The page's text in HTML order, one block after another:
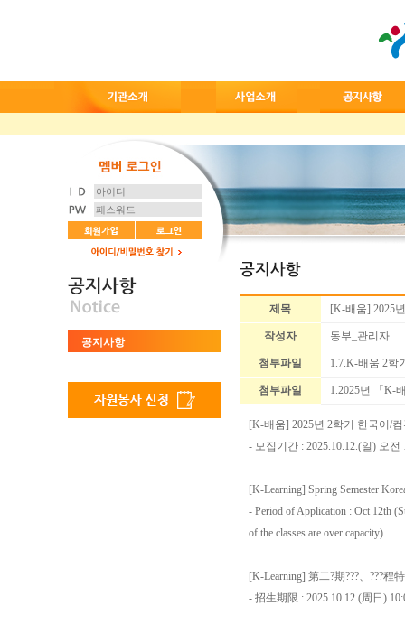
공지사항
제목 [K-배움] 2025
작성자 동부_관리자
첨부파일 1.7.K-배움 2학
첨부파일 1.2025년 「K-
[K-배움] 2025년 2학기 한국어/
- 모집기간 : 2025.10.12.(일) 오
[K-Learning] Spring Semester
- Period of Application : Oct 12th
of the classes are over capacity)
[K-Learning] 第二?期???、???程
- 招生期限 : 2025.10.12.(周日)